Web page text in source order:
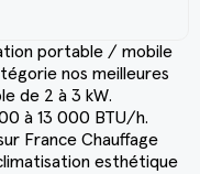
portable / mobile
nos meilleures
de 2 à 3 kW.
à 13 000 BTU/h.
France Chauffage
esthétique